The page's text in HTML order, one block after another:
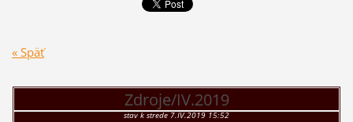
« Späť
Zdroje/IV.2019
stav k strede 7.IV.2019 15:52